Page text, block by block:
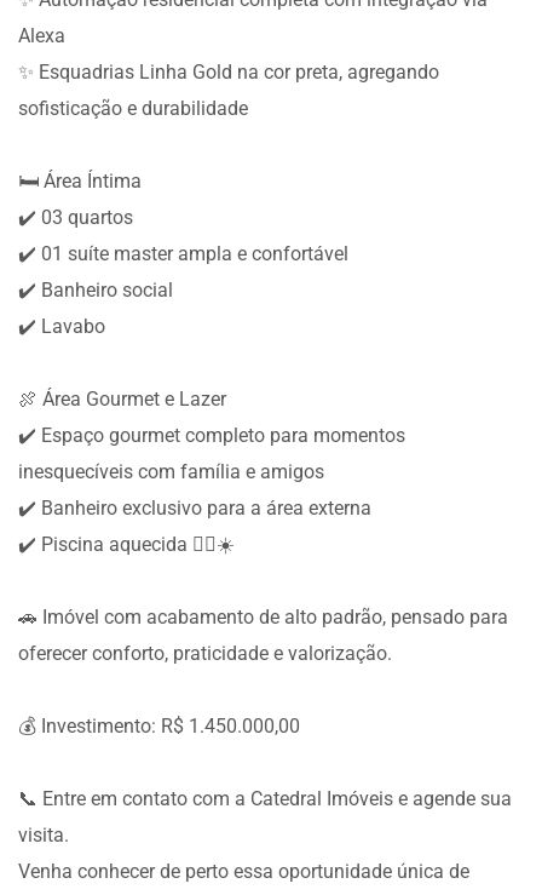
Alexa
✨ Esquadrias Linha Gold na cor preta, agregando
sofisticação e durabilidade
🛏️ Área Íntima
✔️ 03 quartos
✔️ 01 suíte master ampla e confortável
✔️ Banheiro social
✔️ Lavabo
🍖 Área Gourmet e Lazer
✔️ Espaço gourmet completo para momentos
inesquecíveis com família e amigos
✔️ Banheiro exclusivo para a área externa
✔️ Piscina aquecida 🏊‍♂️☀️
🚗 Imóvel com acabamento de alto padrão, pensado para
oferecer conforto, praticidade e valorização.
💰 Investimento: R$ 1.450.000,00
📞 Entre em contato com a Catedral Imóveis e agende sua
visita.
Venha conhecer de perto essa oportunidade única de